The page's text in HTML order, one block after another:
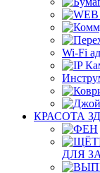
Wi-Fi
КРАСОТА
ДЛЯ